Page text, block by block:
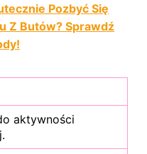
Pozbyć Się
Z Butów? Sprawdź
aktywności